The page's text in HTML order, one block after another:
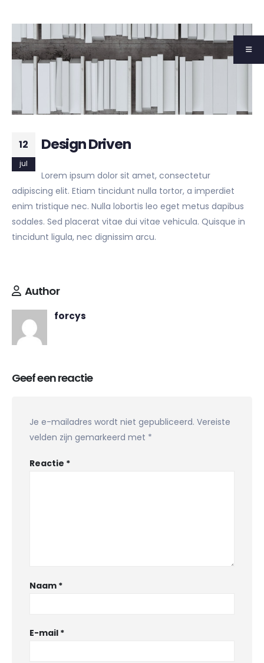
12
jul
Design Driven
Lorem ipsum dolor sit amet, consectetur
adipiscing elit. Etiam tincidunt nulla tortor, a imperdiet
enim tristique nec. Nulla lobortis leo eget metus dapibus
sodales. Sed placerat vitae dui vitae vehicula. Quisque in
tincidunt ligula, nec dignissim arcu.
Author
forcys
Geef een reactie
Je e-mailadres wordt niet gepubliceerd. Vereiste
velden zijn gemarkeerd met *
Reactie *
Naam *
E-mail *